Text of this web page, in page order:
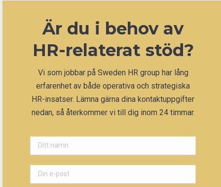
Är du i behov av
HR-relaterat stöd?
Vi som jobbar på Sweden HR group har lång
erfarenhet av både operativa och strategiska
HR-insatser. Lämna gärna dina kontaktuppgifter
nedan, så återkommer vi till dig inom 24 timmar.